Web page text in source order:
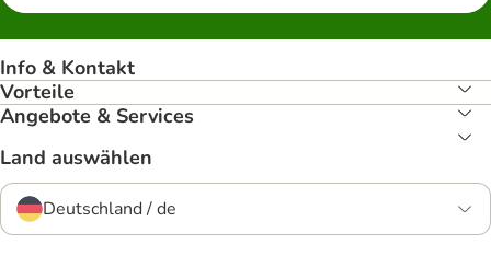
Info & Kontakt
Vorteile
Angebote & Services
Land auswählen
Deutschland / de